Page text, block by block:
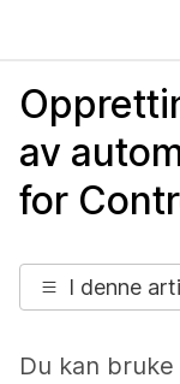
av
for
I denne
Du kan